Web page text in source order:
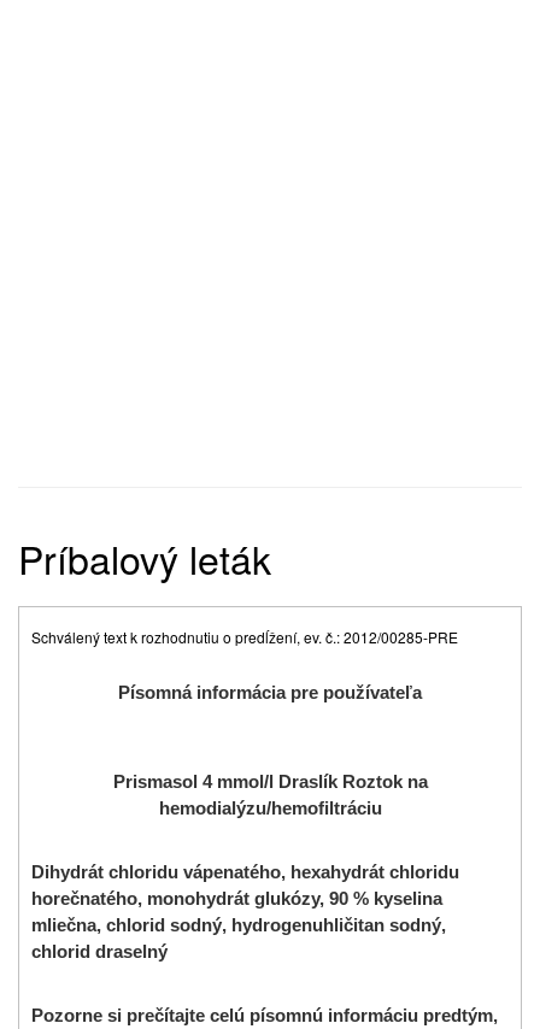
Príbalový leták
Schválený text k rozhodnutiu o predĺžení, ev. č.: 2012/00285-PRE
Písomná informácia pre používateľa
Prismasol 4 mmol/l Draslík Roztok na
hemodialýzu/hemofiltráciu
Dihydrát chloridu vápenatého, hexahydrát chloridu
horečnatého, monohydrát glukózy, 90 % kyselina
mliečna, chlorid sodný, hydrogenuhličitan sodný,
chlorid draselný
Pozorne si prečítajte celú písomnú informáciu predtým,